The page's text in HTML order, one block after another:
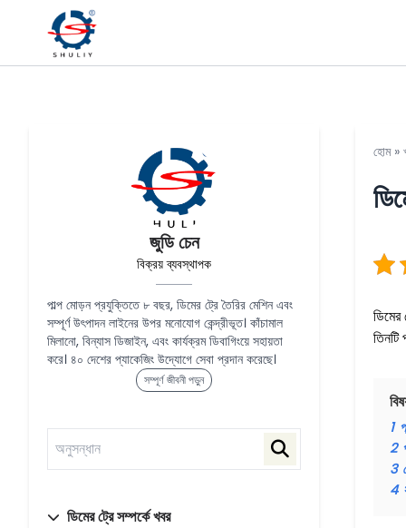
জুডি চেন
বিক্রয় ব্যবস্থাপক
পাল্প মোড়ন প্রযুক্তিতে ৮ বছর, ডিমের ট্রে তৈরির মেশিন এবং
সম্পূর্ণ উৎপাদন লাইনের উপর মনোযোগ কেন্দ্রীভূত। কাঁচামাল
মিলানো, বিন্যাস ডিজাইন, এবং কার্যক্রম ডিবাগিংয়ে সহায়তা
করে। ৪০ দেশের প্যাকেজিং উদ্যোগে সেবা প্রদান করেছে।
সম্পূর্ণ জীবনী পড়ুন
ডিমের ট্রে সম্পর্কে খবর
হোম»
1
2
3
4